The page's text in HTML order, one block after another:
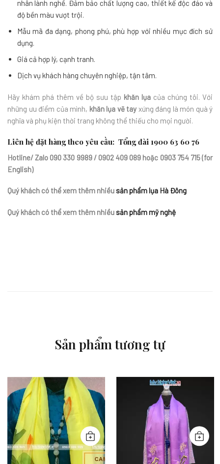
nhân lành nghề. Đảm bảo chất lượng cao, thiết kế độc đáo và
độ bền màu vượt trội.
Mẫu mã đa dạng, phong phú, phù hợp với nhiều mục đích sử
dụng.
Giá cả hợp lý, cạnh tranh.
Dịch vụ khách hàng chuyên nghiệp, tận tâm.
Hãy khám phá thêm về bộ sưu tập khăn lụa của chúng tôi. Với
những ưu điểm của mình, khăn lụa vẽ tay xứng đáng là món quà ý
nghĩa và phụ kiện thời trang không thể thiếu cho mọi người.
Liên hệ đặt hàng theo yêu cầu: Tổng đài 1900 63 60 76
Hotline/ Zalo 090 330 9989 / 0902 409 089 hoặc 0903 754 715 (for
English)
Quý khách có thể xem thêm nhiều sản phẩm lụa Hà Đông
Quý khách có thể xem thêm nhiều sản phẩm mỹ nghệ
Sản phẩm tương tự